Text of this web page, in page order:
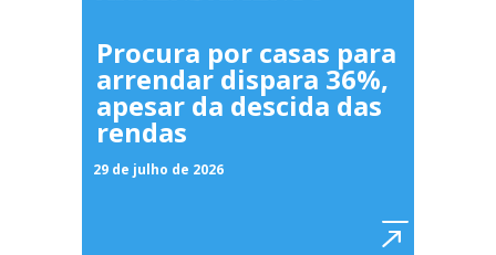
Procura por casas para
arrendar dispara 36%,
apesar da descida das
rendas
29 de julho de 2026